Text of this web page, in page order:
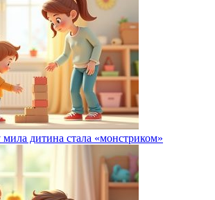
дитина стала «монстриком»